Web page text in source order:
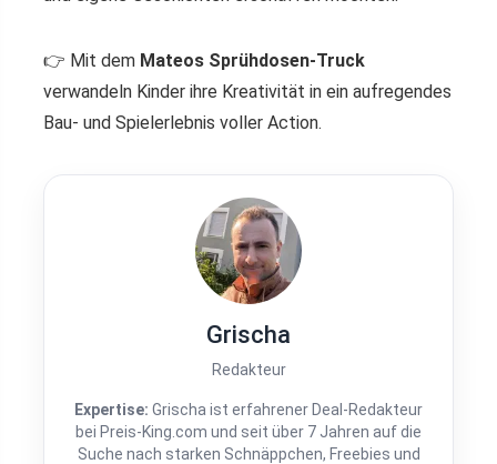
👉 Mit dem Mateos Sprühdosen-Truck
verwandeln Kinder ihre Kreativität in ein aufregendes
Bau- und Spielerlebnis voller Action.
Grischa
Redakteur
Expertise: Grischa ist erfahrener Deal-Redakteur
bei Preis-King.com und seit über 7 Jahren auf die
Suche nach starken Schnäppchen, Freebies und